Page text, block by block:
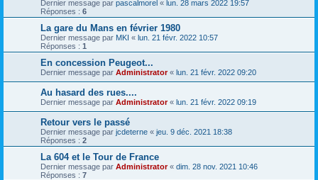
Dernier message par pascalmorel « lun. 28 mars 2022 19:57
Réponses : 6
La gare du Mans en février 1980
Dernier message par MKI « lun. 21 févr. 2022 10:57
Réponses : 1
En concession Peugeot...
Dernier message par Administrator« lun. 21 févr. 2022 09:20
Au hasard des rues....
Dernier message par Administrator« lun. 21 févr. 2022 09:19
Retour vers le passé
Dernier message par jcdeterne « jeu. 9 déc. 2021 18:38
Réponses : 2
La 604 et le Tour de France
Dernier message par Administrator« dim. 28 nov. 2021 10:46
Réponses : 7